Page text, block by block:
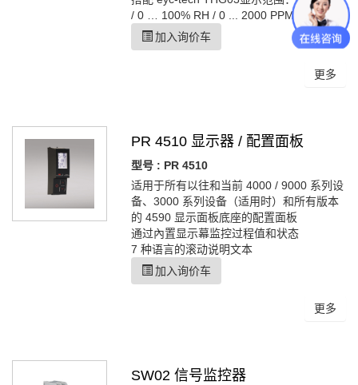
/ 0 … 100% RH / 0 ... 2000 PPM
加入询价车
更多
PR 4510 显示器 / 配置面板
型号 : PR 4510
适用于所有以往和当前 4000 / 9000 系列设
备、3000 系列设备（适用时）和所有版本
的 4590 显示面板底座的配置面板
通过內置显示幕监控过程值和状态
7 种语言的滚动说明文本
加入询价车
更多
SW02 信号监控器